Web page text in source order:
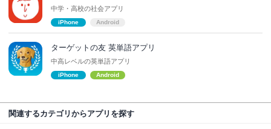
中学・高校の社会アプリ
iPhone Android
ターゲットの友 英単語アプリ
中高レベルの英単語アプリ
iPhone Android
関連するカテゴリからアプリを探す